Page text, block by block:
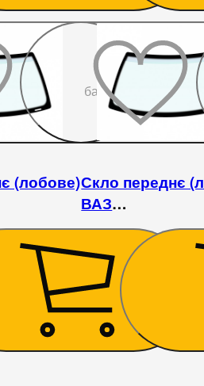
До
бажаного
(лобове)
2105/2106/2107
Скло переднє
ВАЗ
2101/2102/2104/
/ Fiat 124/125
1 665 ₴